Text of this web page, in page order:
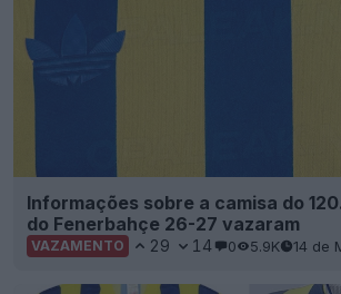
Informações sobre a camisa do
do Fenerbahçe 26-27 vazaram
VAZAMENTO 29 14 0 5.9K 14 de